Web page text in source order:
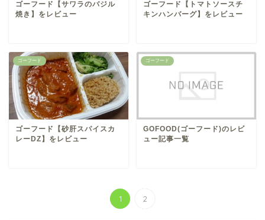
ゴーフード【サワラのバジル
焼き】をレビュー
ゴーフード【トマトソースチ
キンハンバーグ】をレビュー
ゴーフード
ゴーフード【砂肝スパイスカ
レーDZ】をレビュー
ゴーフード
GOFOOD(ゴーフード)のレビ
ュー記事一覧
1 2